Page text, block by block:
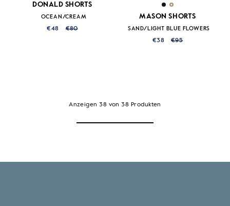
DONALD SHORTS
OCEAN/CREAM
€48 €80
MASON SHORTS
SAND/LIGHT BLUE FLOWERS
€38 €95
Anzeigen38 von38 Produkten